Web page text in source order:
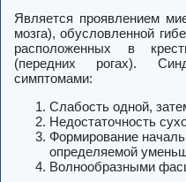
Является проявлением
мозга), обусловленной
расположенных в
(передних рогах).
симптомами:
Слабость одной,
Недостаточность
Формирование
определяемой
Волнообразными